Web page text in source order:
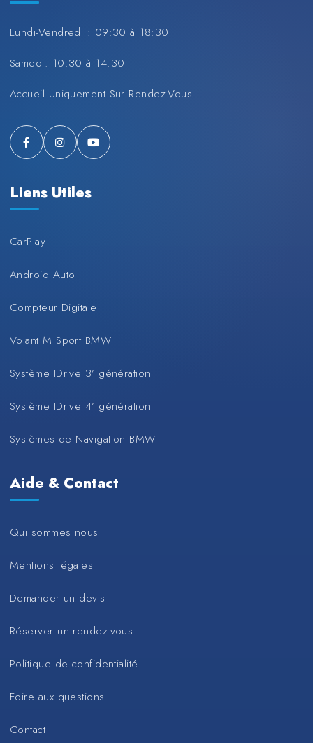
Lundi-Vendredi : 09:30 à 18:30
Samedi: 10:30 à 14:30
Accueil Uniquement Sur Rendez-Vous
Liens Utiles
CarPlay
Android Auto
Compteur Digitale
Volant M Sport BMW
Système IDrive 3’ génération
Système IDrive 4’ génération
Systèmes de Navigation BMW
Aide & Contact
Qui sommes nous
Mentions légales
Demander un devis
Réserver un rendez-vous
Politique de confidentialité
Foire aux questions
Contact